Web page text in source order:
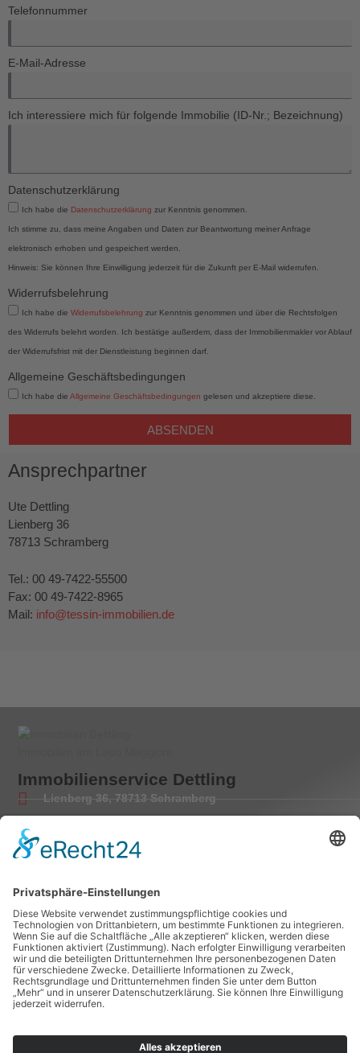
Telefonnummer
E-Mail-Adresse
Ich interessiere mich für folgende Immobilie (ID-Nr.; Bezeichnung)
Datenschutzerklärung
Ich habe die Datenschutzerklärung zur Kenntnis genommen.
Ich stimme zu, dass meine Angaben und Daten zur Beantwortung meiner Anfrage
elektronisch erhoben und gespeichert werden.
Hinweis: Sie können Ihre Einwilligung jederzeit für die Zukunft per E-Mail widerrufen.
Widerrufsbelehrung
Ich habe die Widerrufsbelehrung zur Kenntnis genommen und über die Rechtsfolgen
des Widerrufs belehrt worden. Ich bestätige außerdem, dass der Immobilienmakler vor Ablauf
der Widerrufsfrist mit der Dienstleistung beginnen darf.
Allgemeine Geschäftsbedingungen
Ich habe die Allgemeine Geschäftsbedingungen gelesen und akzeptiere diese.
ABSENDEN
Ansprechpartner
Ute Dettling
Lienberg 36
78713 Schramberg
Tel.: 00 49-7422-55500
Fax: 00 49-7422-8965
Mail: info@tessin-immobilien.de
Immobilienservice Dettling
Lienberg 36, 78713 Schramberg
Fax: 00 49-7422-8965
Mail: info@tessin-immobilien.de
Besuchen Sie uns auf Facebook